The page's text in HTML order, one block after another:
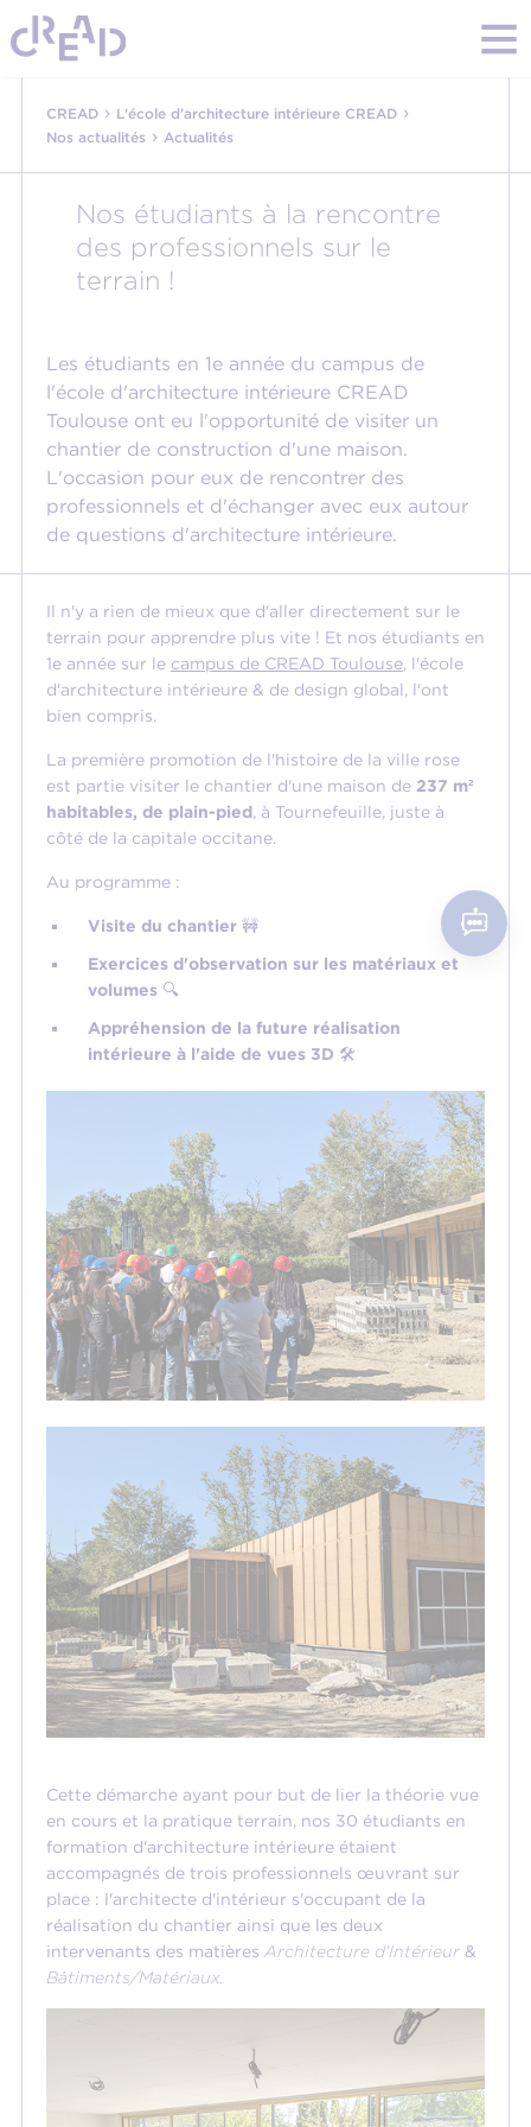
CREAD› L'école d'architecture intérieure CREAD›
Nos actualités› Actualités
Nos étudiants à la rencontre
des professionnels sur le
terrain !
Les étudiants en 1e année du campus de
l'école d'architecture intérieure CREAD
Toulouse ont eu l'opportunité de visiter un
chantier de construction d'une maison.
L'occasion pour eux de rencontrer des
professionnels et d'échanger avec eux autour
de questions d'architecture intérieure.
Il n'y a rien de mieux que d'aller directement sur le
terrain pour apprendre plus vite ! Et nos étudiants en
1e année sur le campus de CREAD Toulouse, l'école
d'architecture intérieure & de design global, l'ont
bien compris.
La première promotion de l'histoire de la ville rose
est partie visiter le chantier d'une maison de 237 m²
habitables, de plain-pied, à Tournefeuille, juste à
côté de la capitale occitane.
Au programme :
Visite du chantier 🚧
Exercices d'observation sur les matériaux et
volumes 🔍
Appréhension de la future réalisation
intérieure à l'aide de vues 3D 🛠️
Cette démarche ayant pour but de lier la théorie vue
en cours et la pratique terrain, nos 30 étudiants en
formation d'architecture intérieure étaient
accompagnés de trois professionnels œuvrant sur
place : l'architecte d'intérieur s'occupant de la
réalisation du chantier ainsi que les deux
intervenants des matières Architecture d'Intérieur&
Bâtiments/Matériaux.